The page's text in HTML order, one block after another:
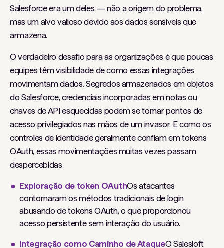
Salesforce era um deles — não a origem do problema,
mas um alvo valioso devido aos dados sensíveis que
armazena.
O verdadeiro desafio para as organizações é que poucas
equipes têm visibilidade de como essas integrações
movimentam dados. Segredos armazenados em objetos
do Salesforce, credenciais incorporadas em notas ou
chaves de API esquecidas podem se tornar pontos de
acesso privilegiados nas mãos de um invasor. E como os
controles de identidade geralmente confiam em tokens
OAuth, essas movimentações muitas vezes passam
despercebidas.
Exploração de token OAuthOs atacantes
contornaram os métodos tradicionais de login
abusando de tokens OAuth, o que proporcionou
acesso persistente sem interação do usuário.
Integração como Caminho de AtaqueO Salesloft